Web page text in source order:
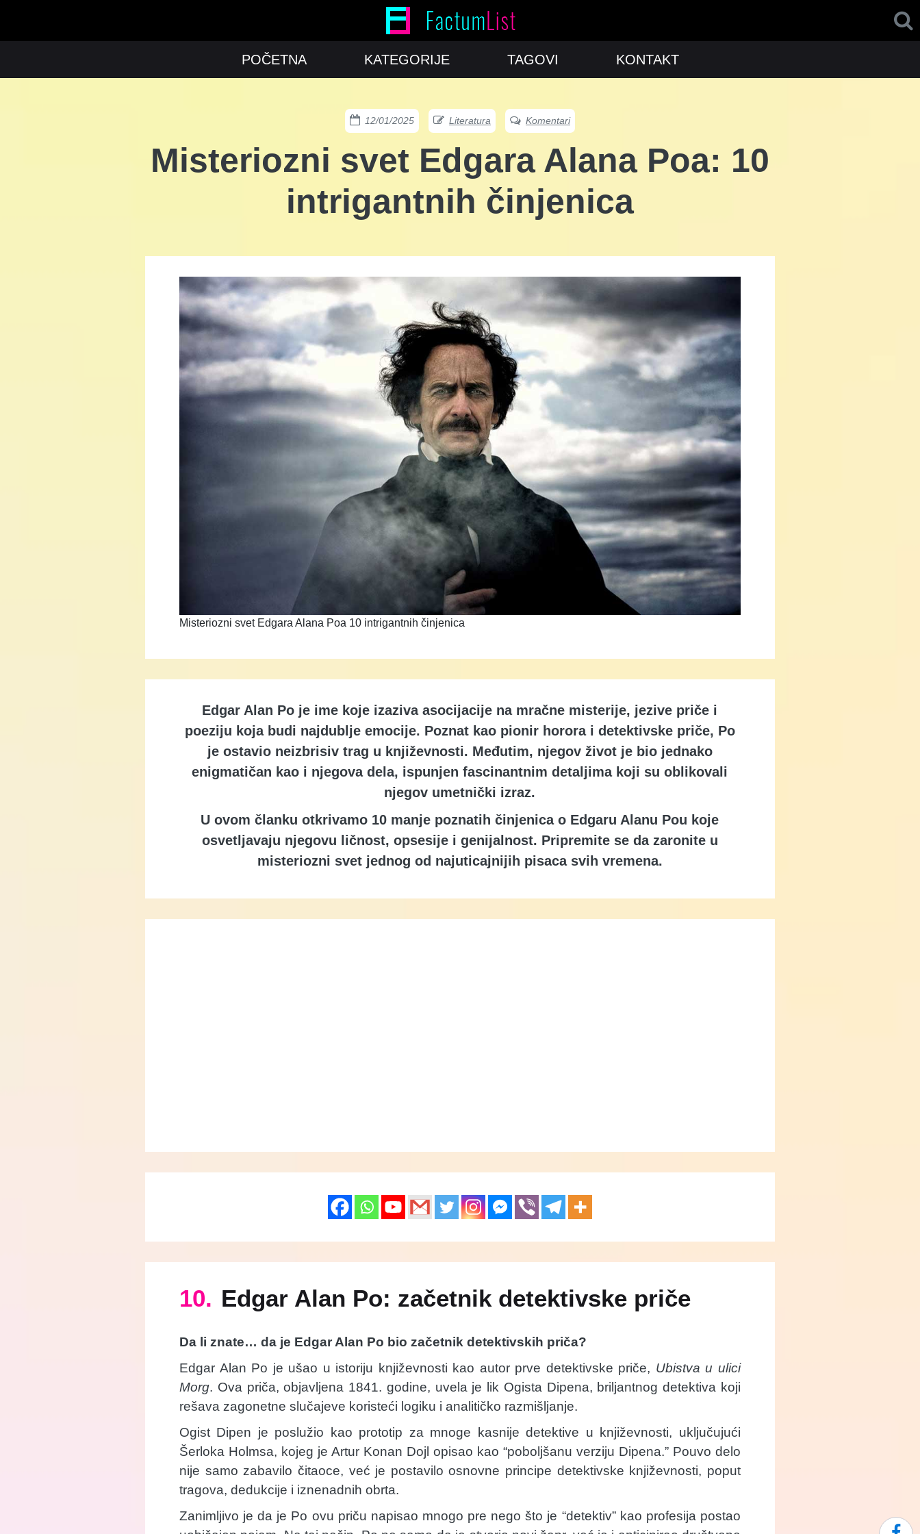
POČETNA KATEGORIJE TAGOVI KONTAKT
12/01/2025 Literatura Komentari
Misteriozni svet Edgara Alana Poa: 10
intrigantnih činjenica
Misteriozni svet Edgara Alana Poa 10 intrigantnih činjenica
Edgar Alan Po je ime koje izaziva asocijacije na mračne misterije, jezive priče i
poeziju koja budi najdublje emocije. Poznat kao pionir horora i detektivske priče, Po
je ostavio neizbrisiv trag u književnosti. Međutim, njegov život je bio jednako
enigmatičan kao i njegova dela, ispunjen fascinantnim detaljima koji su oblikovali
njegov umetnički izraz.
U ovom članku otkrivamo 10 manje poznatih činjenica o Edgaru Alanu Pou koje
osvetljavaju njegovu ličnost, opsesije i genijalnost. Pripremite se da zaronite u
misteriozni svet jednog od najuticajnijih pisaca svih vremena.
10. Edgar Alan Po: začetnik detektivske priče
Da li znate… da je Edgar Alan Po bio začetnik detektivskih priča?
Edgar Alan Po je ušao u istoriju književnosti kao autor prve detektivske priče, Ubistva u ulici
Morg. Ova priča, objavljena 1841. godine, uvela je lik Ogista Dipena, briljantnog detektiva koji
rešava zagonetne slučajeve koristeći logiku i analitičko razmišljanje.
Ogist Dipen je poslužio kao prototip za mnoge kasnije detektive u književnosti, uključujući
Šerloka Holmsa, kojeg je Artur Konan Dojl opisao kao “poboljšanu verziju Dipena.” Pouvo delo
nije samo zabavilo čitaoce, već je postavilo osnovne principe detektivske književnosti, poput
tragova, dedukcije i iznenadnih obrta.
Zanimljivo je da je Po ovu priču napisao mnogo pre nego što je “detektiv” kao profesija postao